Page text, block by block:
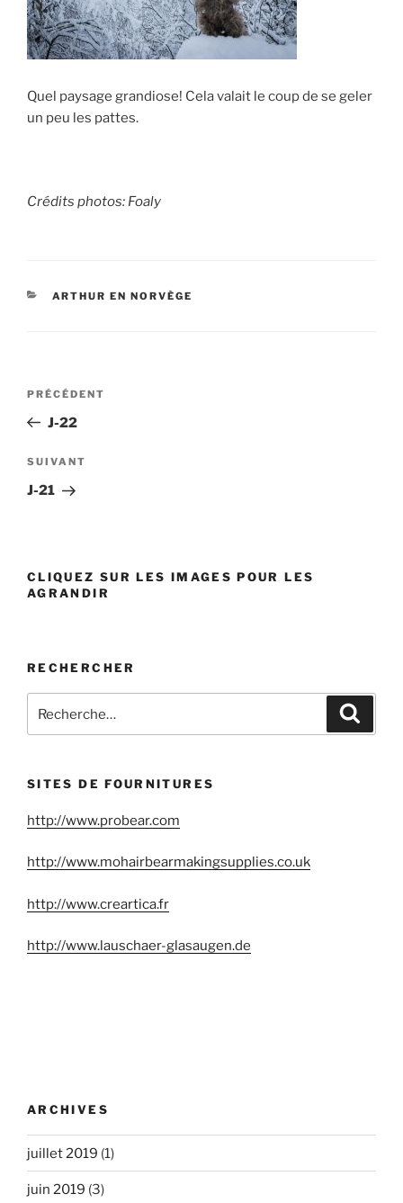
Quel paysage grandiose! Cela valait le coup de se geler
un peu les pattes.
Crédits photos: Foaly
CATÉGORIES
ARTHUR EN NORVÈGE
Navigation
l’article
Article
précédent
PRÉCÉDENT
J-22
Article
suivant
SUIVANT
J-21
CLIQUEZ SUR LES IMAGES POUR LES
AGRANDIR
RECHERCHER
pour
SITES DE FOURNITURES
http://www.probear.com
http://www.mohairbearmakingsupplies.co.uk
http://www.creartica.fr
http://www.lauschaer-glasaugen.de
ARCHIVES
juillet 2019 (1)
juin 2019 (3)